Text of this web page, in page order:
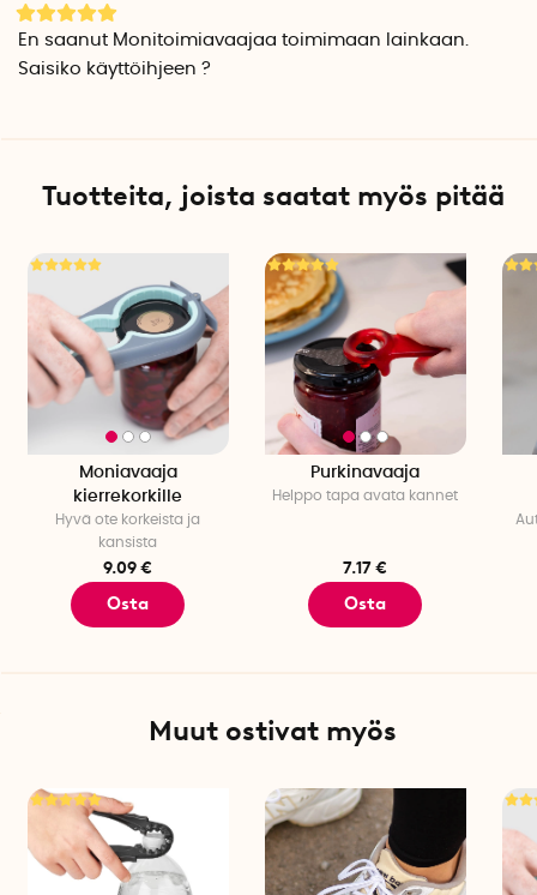
En saanut Monitoimiavaajaa toimimaan lainkaan.
Saisiko käyttöihjeen ?
Tuotteita, joista saatat myös pitää
Moniavaaja
kierrekorkille
Hyvä ote korkeista ja
kansista
9.09 €
Osta
Purkinavaaja
Helppo tapa avata kannet
7.17 €
Osta
Muut ostivat myös